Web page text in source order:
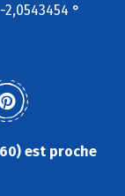
°
est proche